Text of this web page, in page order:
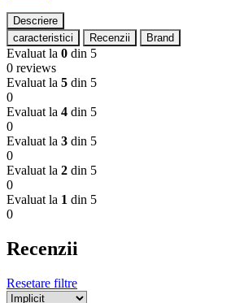
Descriere
caracteristici
Recenzii Brand
Evaluat la 0 din 5
0 reviews
Evaluat la 5 din 5
0
Evaluat la 4 din 5
0
Evaluat la 3 din 5
0
Evaluat la 2 din 5
0
Evaluat la 1 din 5
0
Recenzii
Resetare filtre